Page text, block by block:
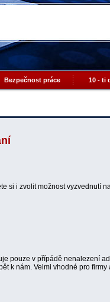
Bezpečnost práce 10 - ti
si i zvolit možnost vyzvednutí
pouze v přípádě nenalezení
k nám. Velmi vhodné pro firmy